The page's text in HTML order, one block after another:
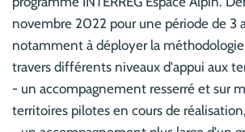
novembre 2022 pour une période de 3
notamment à déployer la
travers différents niveaux d'appui aux
- un accompagnement resserré et sur
territoires pilotes en cours de réalisation,